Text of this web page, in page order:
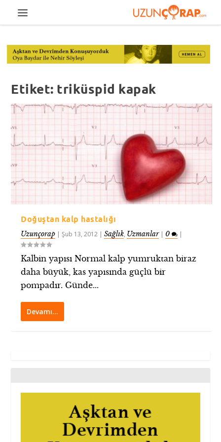
Etiket: triküspid kapak
Doğuştan kalp hastalığı
Uzunçorap |Şub 13, 2012 |Sağlık, Uzmanlar| 0 |
Kalbin yapısı Normal kalp yumruktan biraz
daha büyük, kas yapısında güçlü bir
pompadır. Günde...
Devamı…